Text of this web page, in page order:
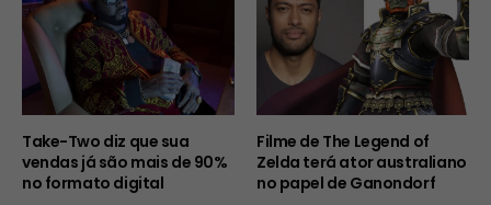
Take-Two diz que sua
vendas já são mais de 90%
no formato digital
Filme de The Legend of
Zelda terá ator australiano
no papel de Ganondorf